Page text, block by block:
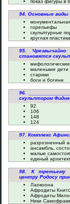
показ фигуры в
94. Основные виды
монументальная
горельефы
скульптурные
круглая пластика
95. Чрезвычайно
становятся
маленькие дети
старики
боги и богини
96.
скульптором
92
106
148
124
97. Комплекс
разрозненный
ансамбль,
малые
единый
98. К третьему
центру Родосу
Лаокоона
Афродиты
Афродиты
Ники